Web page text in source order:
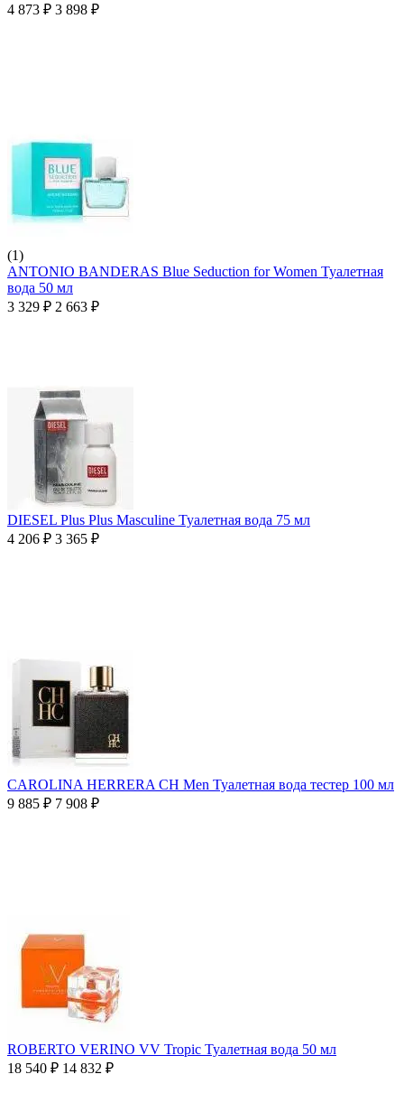
4 873 ₽ 3 898 ₽
(1)
ANTONIO BANDERAS Blue Seduction for Women Туалетная
вода 50 мл
3 329 ₽ 2 663 ₽
DIESEL Plus Plus Masculine Туалетная вода 75 мл
4 206 ₽ 3 365 ₽
CAROLINA HERRERA CH Men Туалетная вода тестер 100 мл
9 885 ₽ 7 908 ₽
ROBERTO VERINO VV Tropic Туалетная вода 50 мл
18 540 ₽ 14 832 ₽